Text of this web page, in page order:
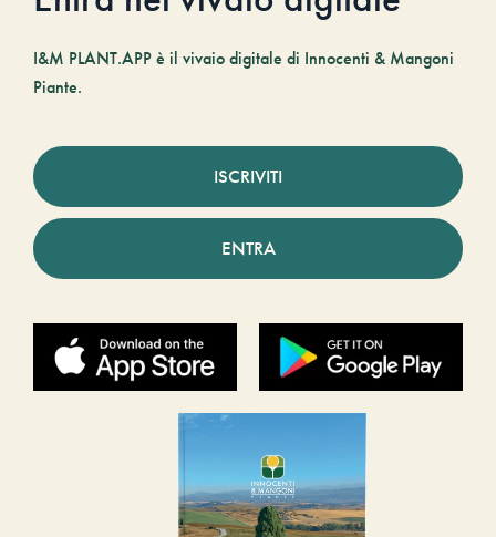
I&M PLANT.APP è il vivaio digitale di Innocenti & Mangoni
Piante.
ISCRIVITI
ENTRA